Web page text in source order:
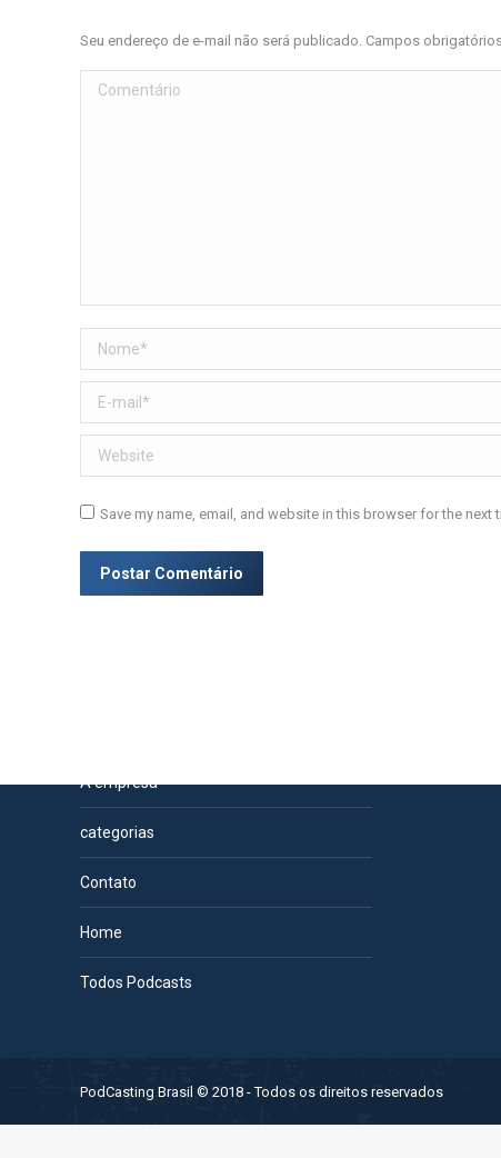
Seu endereço de e-mail não será publicado. Campos
Comentário
Nome *
E-mail *
Website
Save my name, email, and website in this browser for the next
Postar Comentário
A empresa
categorias
Contato
Home
Todos Podcasts
PodCasting Brasil © 2018 - Todos os direitos reservados